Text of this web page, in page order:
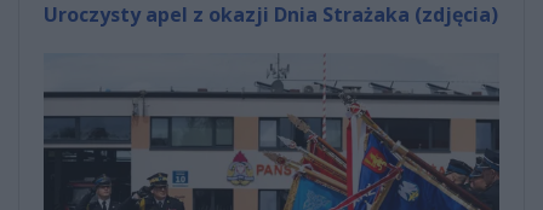
Uroczysty apel z okazji Dnia Strażaka (zdjęcia)